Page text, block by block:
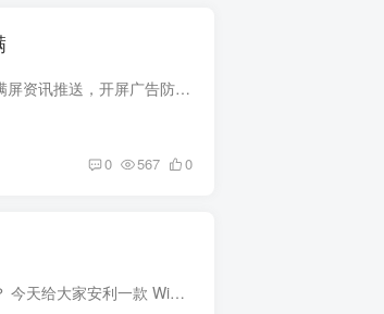
如今的手机浏览器，似乎总在往 “臃肿” 的方向一路狂奔：首页塞满满屏资讯推送，开屏广告防不胜防，后台偷偷占用内存，想安安静静浏览个网页都成了难事。 如果你偏爱干净纯粹的浏览体验，又想...
0 567 0
还在为听歌来回切换 APP？还在为了几首歌反复充值各大平台会员？ 今天给大家安利一款 Windows 端的宝藏音乐工具 ——倾听音乐，聚合多家平台曲库，支持多档音质免费下载，功能全面且界面清爽，...